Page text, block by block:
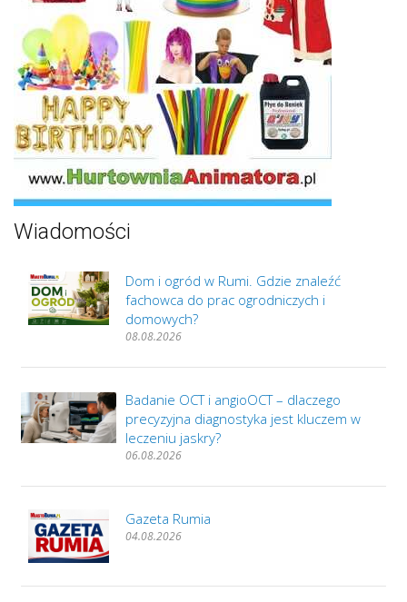
Wiadomości
Dom i ogród w Rumi. Gdzie znaleźć
fachowca do prac ogrodniczych i
domowych?
08.08.2026
Badanie OCT i angioOCT – dlaczego
precyzyjna diagnostyka jest kluczem w
leczeniu jaskry?
06.08.2026
Gazeta Rumia
04.08.2026